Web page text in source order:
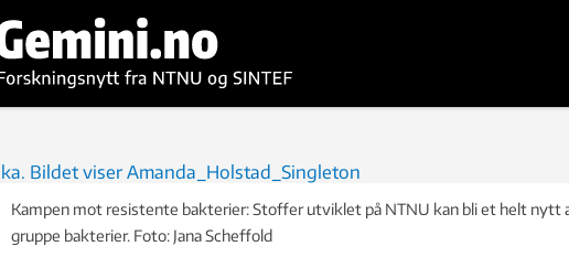
Kampen mot resistente bakterier: Stoffer utviklet på NTNU kan bli et helt
gruppe bakterier. Foto: Jana Scheffold